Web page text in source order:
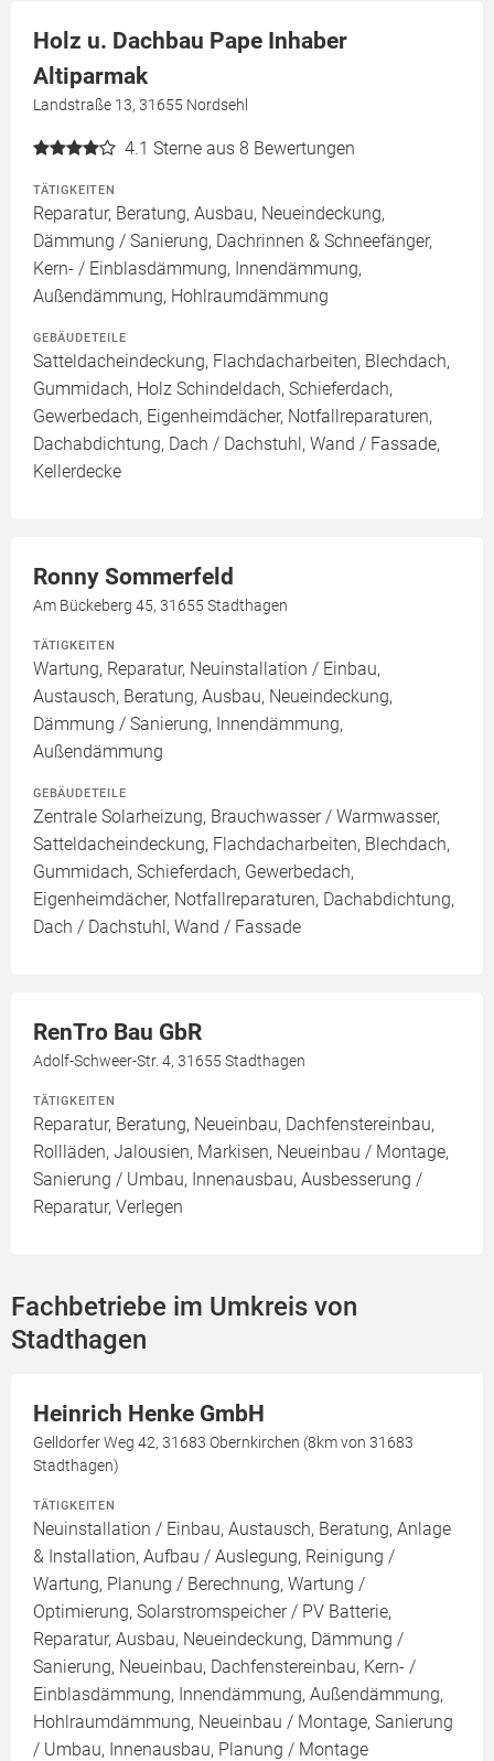
Holz u. Dachbau Pape Inhaber
Altiparmak
Landstraße 13, 31655 Nordsehl
4.1 Sterne aus 8 Bewertungen
TÄTIGKEITEN
Reparatur, Beratung, Ausbau, Neueindeckung,
Dämmung / Sanierung, Dachrinnen & Schneefänger,
Kern- / Einblasdämmung, Innendämmung,
Außendämmung, Hohlraumdämmung
GEBÄUDETEILE
Satteldacheindeckung, Flachdacharbeiten, Blechdach,
Gummidach, Holz Schindeldach, Schieferdach,
Gewerbedach, Eigenheimdächer, Notfallreparaturen,
Dachabdichtung, Dach / Dachstuhl, Wand / Fassade,
Kellerdecke
Ronny Sommerfeld
Am Bückeberg 45, 31655 Stadthagen
TÄTIGKEITEN
Wartung, Reparatur, Neuinstallation / Einbau,
Austausch, Beratung, Ausbau, Neueindeckung,
Dämmung / Sanierung, Innendämmung,
Außendämmung
GEBÄUDETEILE
Zentrale Solarheizung, Brauchwasser / Warmwasser,
Satteldacheindeckung, Flachdacharbeiten, Blechdach,
Gummidach, Schieferdach, Gewerbedach,
Eigenheimdächer, Notfallreparaturen, Dachabdichtung,
Dach / Dachstuhl, Wand / Fassade
RenTro Bau GbR
Adolf-Schweer-Str. 4, 31655 Stadthagen
TÄTIGKEITEN
Reparatur, Beratung, Neueinbau, Dachfenstereinbau,
Rollläden, Jalousien, Markisen, Neueinbau / Montage,
Sanierung / Umbau, Innenausbau, Ausbesserung /
Reparatur, Verlegen
Fachbetriebe im Umkreis von
Stadthagen
Heinrich Henke GmbH
Gelldorfer Weg 42, 31683 Obernkirchen (8km von 31683
Stadthagen)
TÄTIGKEITEN
Neuinstallation / Einbau, Austausch, Beratung, Anlage
& Installation, Aufbau / Auslegung, Reinigung /
Wartung, Planung / Berechnung, Wartung /
Optimierung, Solarstromspeicher / PV Batterie,
Reparatur, Ausbau, Neueindeckung, Dämmung /
Sanierung, Neueinbau, Dachfenstereinbau, Kern- /
Einblasdämmung, Innendämmung, Außendämmung,
Hohlraumdämmung, Neueinbau / Montage, Sanierung
/ Umbau, Innenausbau, Planung / Montage